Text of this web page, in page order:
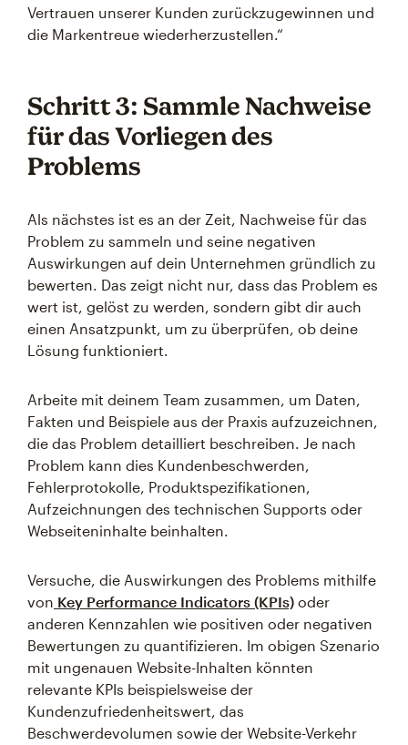
Vertrauen unserer Kunden zurückzugewinnen und
die Markentreue wiederherzustellen.“
Schritt 3: Sammle Nachweise
für das Vorliegen des
Problems
Als nächstes ist es an der Zeit, Nachweise für das
Problem zu sammeln und seine negativen
Auswirkungen auf dein Unternehmen gründlich zu
bewerten. Das zeigt nicht nur, dass das Problem es
wert ist, gelöst zu werden, sondern gibt dir auch
einen Ansatzpunkt, um zu überprüfen, ob deine
Lösung funktioniert.
Arbeite mit deinem Team zusammen, um Daten,
Fakten und Beispiele aus der Praxis aufzuzeichnen,
die das Problem detailliert beschreiben. Je nach
Problem kann dies Kundenbeschwerden,
Fehlerprotokolle, Produktspezifikationen,
Aufzeichnungen des technischen Supports oder
Webseiteninhalte beinhalten.
Versuche, die Auswirkungen des Problems mithilfe
von Key Performance Indicators (KPIs) oder
anderen Kennzahlen wie positiven oder negativen
Bewertungen zu quantifizieren. Im obigen Szenario
mit ungenauen Website-Inhalten könnten
relevante KPIs beispielsweise der
Kundenzufriedenheitswert, das
Beschwerdevolumen sowie der Website-Verkehr